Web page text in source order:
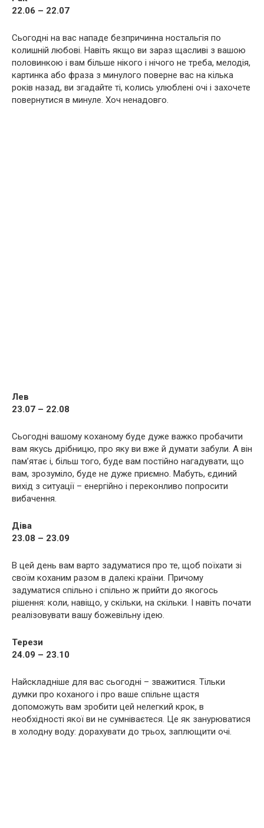
22.06 – 22.07
Сьогодні на вас нападе безпричинна ностальгія по
колишній любові. Навіть якщо ви зараз щасливі з вашою
половинкою і вам більше нікого і нічого не треба, мелодія,
картинка або фраза з минулого поверне вас на кілька
років назад, ви згадайте ті, колись улюблені очі і захочете
повернутися в минуле. Хоч ненадовго.
Лев
23.07 – 22.08
Сьогодні вашому коханому буде дуже важко пробачити
вам якусь дрібницю, про яку ви вже й думати забули. А він
пам’ятає і, більш того, буде вам постійно нагадувати, що
вам, зрозуміло, буде не дуже приємно. Мабуть, єдиний
вихід з ситуації – енергійно і переконливо попросити
вибачення.
Діва
23.08 – 23.09
В цей день вам варто задуматися про те, щоб поїхати зі
своїм коханим разом в далекі країни. Причому
задуматися спільно і спільно ж прийти до якогось
рішення: коли, навіщо, у скільки, на скільки. І навіть почати
реалізовувати вашу божевільну ідею.
Терези
24.09 – 23.10
Найскладніше для вас сьогодні – зважитися. Тільки
думки про коханого і про ваше спільне щастя
допоможуть вам зробити цей нелегкий крок, в
необхідності якої ви не сумніваєтеся. Це як занурюватися
в холодну воду: дорахувати до трьох, заплющити очі.